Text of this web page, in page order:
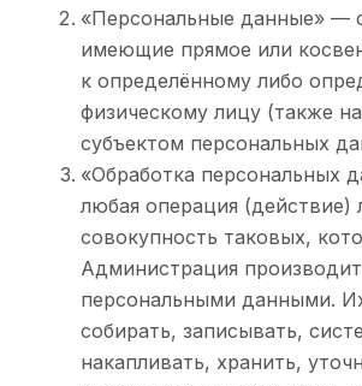
«Персональные данные» —
имеющие прямое или
к определённому либо
физическому лицу (также
субъектом персональных
«Обработка персональных
любая операция (действие)
совокупность таковых,
Администрация
персональными данными.
собирать, записывать,
накапливать, хранить,